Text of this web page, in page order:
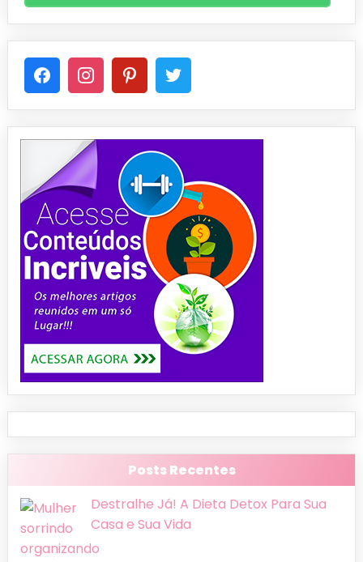
Posts Recentes
Destralhe Já! A Dieta Detox Para Sua
Casa e Sua Vida